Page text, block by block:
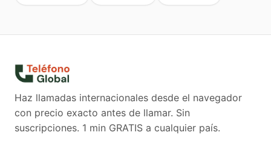
Haz llamadas internacionales desde el navegador
con precio exacto antes de llamar. Sin
suscripciones. 1 min GRATIS a cualquier país.